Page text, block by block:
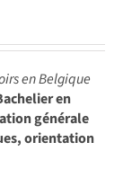
en Belgique
en
générale
orientation